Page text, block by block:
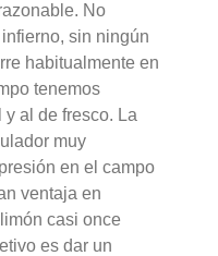
No
sin ningún
habitualmente en
tenemos
al de fresco. La
muy
en el campo
ventaja en
casi once
es dar un